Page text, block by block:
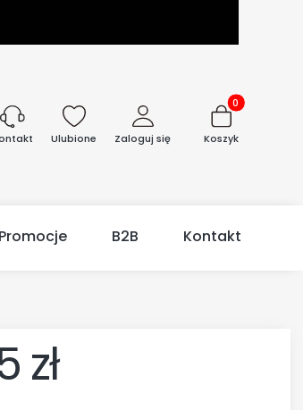
Ulubione Zaloguj się
Produkty w
Koszyk
Promocje B2B Kontakt
zł